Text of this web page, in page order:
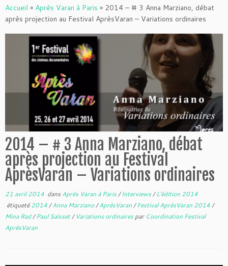
au
contenu
Accueil » Après Varan à Paris » 2014 – # 3 Anna Marziano, débat
après projection au Festival AprèsVaran – Variations ordinaires
2014 – # 3 Anna Marziano, débat
après projection au Festival
AprèsVaran – Variations ordinaires
21 avril 2014 dans Après Varan à Paris/Interviews/L'édition 2014
étiqueté2014/Anna Marziano/AprèsVaran/Festival AprèsVaran 2014/
Mina Rad/Paul Saïsset/ Variations ordinairespar Coordination Festival
AprèsVaran